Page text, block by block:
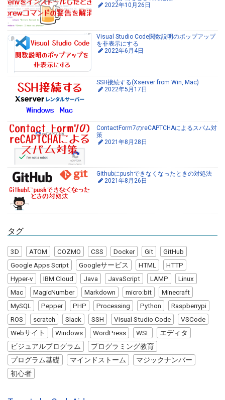
2022年10月26日
Visual Studio Code関数説明のポップアップ
を非表示にする
2022年6月4日
SSH接続する(Xserver from Win, Mac)
2022年5月17日
ContactForm7のreCAPTCHAによるスパム対
策
2021年8月28日
Githubにpushできなくなったときの対処法
2021年8月26日
タグ
3D ATOM COZMO CSS Docker Git
GitHub
Google Apps Script
Googleサービス HTML
HTTP
Hyper-v
IBM Cloud Java JavaScript LAMP
Linux
Mac
MagicNumber Markdown micro:bit
Minecraft
MySQL
Pepper PHP Processing Python
Raspberrypi
ROS
scratch Slack SSH Visual Studio Code
VSCode
Webサイト
Windows WordPress WSL
エディタ
ビジュアルプログラム
プログラミング教育
プログラム基礎
マインドストーム
マジックナンバー
初心者